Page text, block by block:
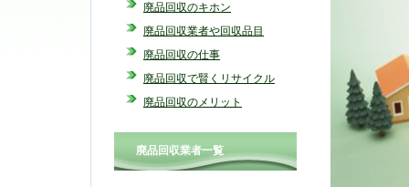
廃品回収のキホン
廃品回収業者や回収品目
廃品回収の仕事
廃品回収で賢くリサイクル
廃品回収のメリット
廃品回収業者一覧